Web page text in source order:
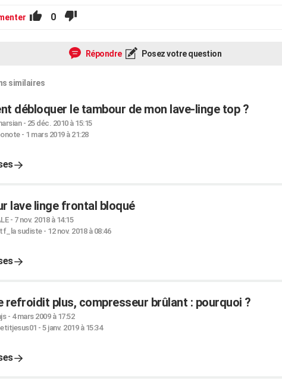
0
Répondre Posez votre question
similaires
débloquer le tambour de mon lave-linge top ?
- 25 déc. 2010 à 15:15
- 1 mars 2019 à 21:28
lave linge frontal bloqué
- 7 nov. 2018 à 14:15
sudiste- 12 nov. 2018 à 08:46
refroidit plus, compresseur brûlant : pourquoi ?
- 4 mars 2009 à 17:52
- 5 janv. 2019 à 15:34